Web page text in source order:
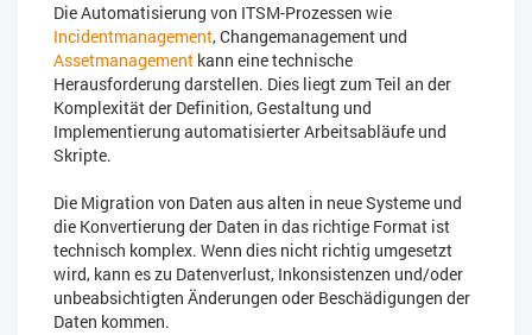
Die Automatisierung von ITSM-Prozessen wie
Incidentmanagement, Changemanagement und
Assetmanagement kann eine technische
Herausforderung darstellen. Dies liegt zum Teil an der
Komplexität der Definition, Gestaltung und
Implementierung automatisierter Arbeitsabläufe und
Skripte.
Die Migration von Daten aus alten in neue Systeme und
die Konvertierung der Daten in das richtige Format ist
technisch komplex. Wenn dies nicht richtig umgesetzt
wird, kann es zu Datenverlust, Inkonsistenzen und/oder
unbeabsichtigten Änderungen oder Beschädigungen der
Daten kommen.